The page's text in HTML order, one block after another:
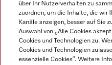
Impressum
AGB
über Ihr Nutzerverhalten zu
zuordnen, um die Inhalte, die wir
Kanäle anzeigen, besser auf Sie
Auswahl von „Alle Cookies
Cookies und Technologien zu.
Cookies und Technologien
essenzielle Cookies“. Weitere